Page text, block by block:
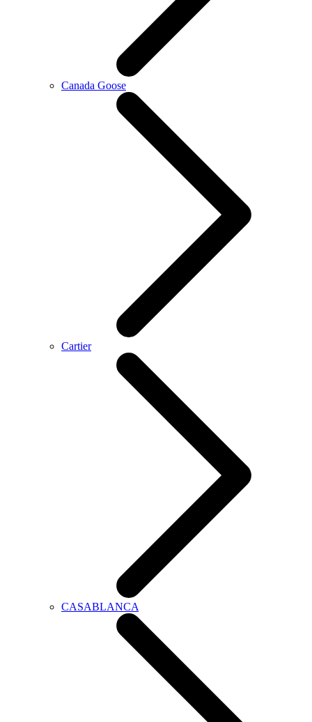
Canada Goose
Cartier
CASABLANCA